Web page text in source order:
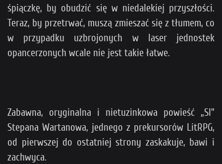
śpiączkę, by obudzić się w niedalekiej przyszłości.
Teraz, by przetrwać, muszą zmieszać się z tłumem, co
w przypadku uzbrojonych w laser jednostek
opancerzonych wcale nie jest takie łatwe.
Zabawna, oryginalna i nietuzinkowa powieść „SI”
Stepana Wartanowa, jednego z prekursorów LitRPG,
od pierwszej do ostatniej strony zaskakuje, bawi i
zachwyca.